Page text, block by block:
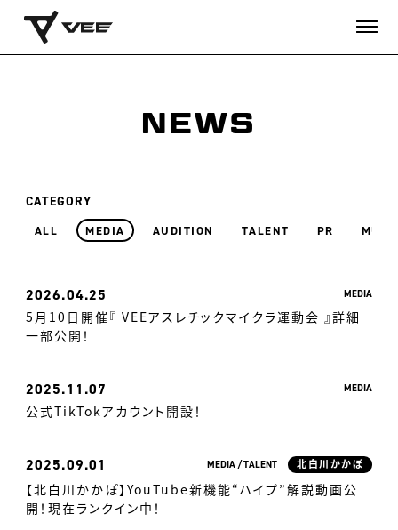
NEWS
CATEGORY
ALL MEDIA AUDITION TALENT PR
2026 04.25 MEDIA
5月10日開催『 VEEアスレチックマイクラ運動会 』詳細
一部公開！
2025 11.07 MEDIA
公式TikTokアカウント開設！
2025 09.01 MEDIA TALENT 北白川かかぽ
【北白川かかぽ】YouTube新機能“ハイプ”解説動画公
開！現在ランクイン中！